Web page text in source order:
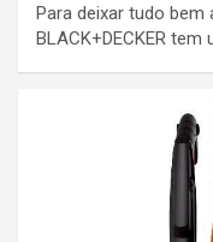
Para deixar tudo bem
BLACK+DECKER